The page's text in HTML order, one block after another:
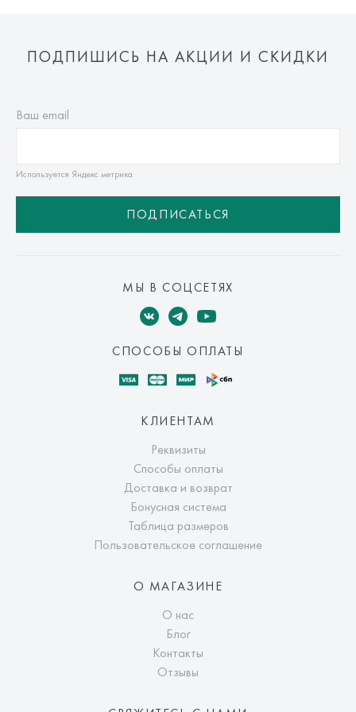
ПОДПИШИСЬ НА АКЦИИ И СКИДКИ
Ваш email
Используется Яндекс метрика
ПОДПИСАТЬСЯ
МЫ В СОЦСЕТЯХ
СПОСОБЫ ОПЛАТЫ
КЛИЕНТАМ
Реквизиты
Способы оплаты
Доставка и возврат
Бонусная система
Таблица размеров
Пользовательское соглашение
О МАГАЗИНЕ
О нас
Блог
Контакты
Отзывы